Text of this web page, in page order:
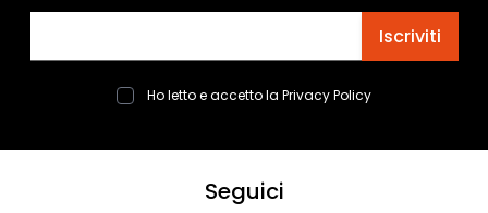
Iscriviti
Ho letto e accetto la Privacy Policy
Seguici